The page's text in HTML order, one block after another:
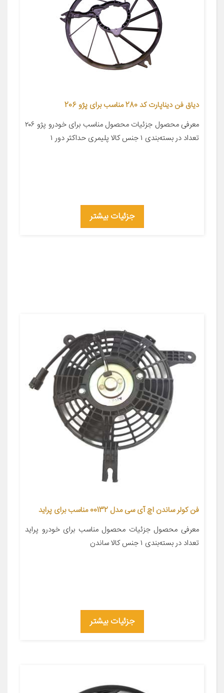
دیاق فن دیناپارت کد 280 مناسب برای پژو 206
معرفی محصول جزئیات محصول مناسب برای خودرو پژو ۲۰۶
تعداد در بسته‌بندی ۱ جنس کالا پلیمری حداکثر دور ۱
جزئیات بیشتر
فن کولر ساندن اچ آی سی مدل 00132 مناسب برای پراید
معرفی محصول جزئیات محصول مناسب برای خودرو پراید
تعداد در بسته‌بندی ۱ جنس کالا ساندن
جزئیات بیشتر